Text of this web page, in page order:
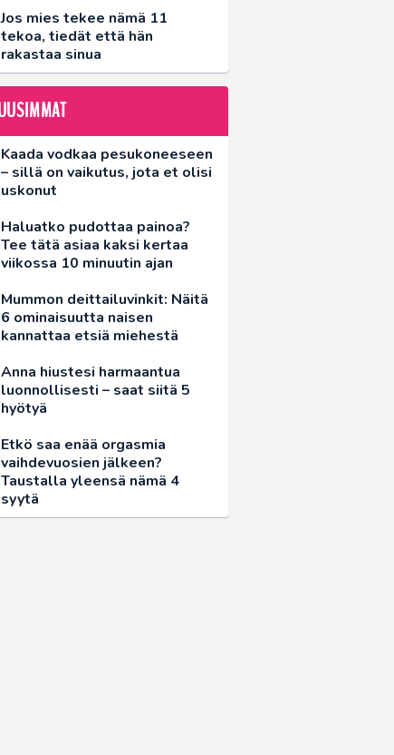
Jos mies tekee nämä 11
tekoa, tiedät että hän
rakastaa sinua
Kaada vodkaa pesukoneeseen
– sillä on vaikutus, jota et olisi
uskonut
Haluatko pudottaa painoa?
Tee tätä asiaa kaksi kertaa
viikossa 10 minuutin ajan
Mummon deittailuvinkit: Näitä
6 ominaisuutta naisen
kannattaa etsiä miehestä
Anna hiustesi harmaantua
luonnollisesti – saat siitä 5
hyötyä
Etkö saa enää orgasmia
vaihdevuosien jälkeen?
Taustalla yleensä nämä 4
syytä